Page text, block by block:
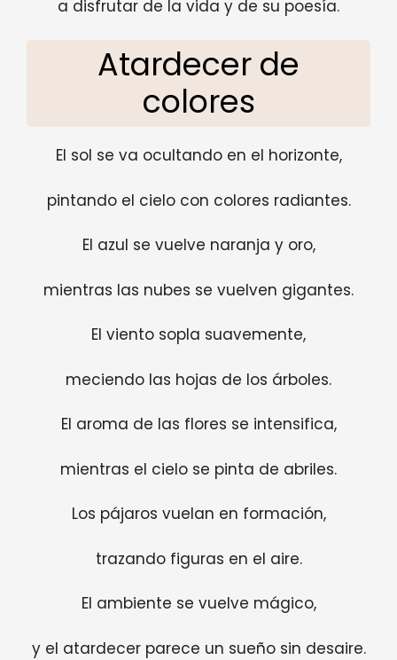
a disfrutar de la vida y de su poesía.
Atardecer de
colores
El sol se va ocultando en el horizonte,
pintando el cielo con colores radiantes.
El azul se vuelve naranja y oro,
mientras las nubes se vuelven gigantes.
El viento sopla suavemente,
meciendo las hojas de los árboles.
El aroma de las flores se intensifica,
mientras el cielo se pinta de abriles.
Los pájaros vuelan en formación,
trazando figuras en el aire.
El ambiente se vuelve mágico,
y el atardecer parece un sueño sin desaire.